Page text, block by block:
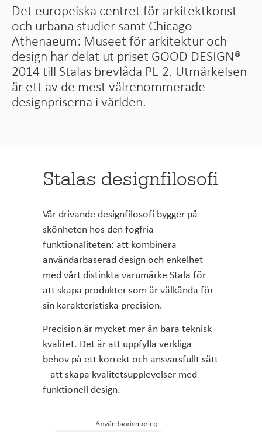
Det europeiska centret för arkitektkonst
och urbana studier samt Chicago
Athenaeum: Museet för arkitektur och
design har delat ut priset GOOD DESIGN®
2014 till Stalas brevlåda PL-2. Utmärkelsen
är ett av de mest välrenommerade
designpriserna i världen.
Stalas designfilosofi
Vår drivande designfilosofi bygger på
skönheten hos den fogfria
funktionaliteten: att kombinera
användarbaserad design och enkelhet
med vårt distinkta varumärke Stala för
att skapa produkter som är välkända för
sin karakteristiska precision.
Precision är mycket mer än bara teknisk
kvalitet. Det är att uppfylla verkliga
behov på ett korrekt och ansvarsfullt sätt
– att skapa kvalitetsupplevelser med
funktionell design.